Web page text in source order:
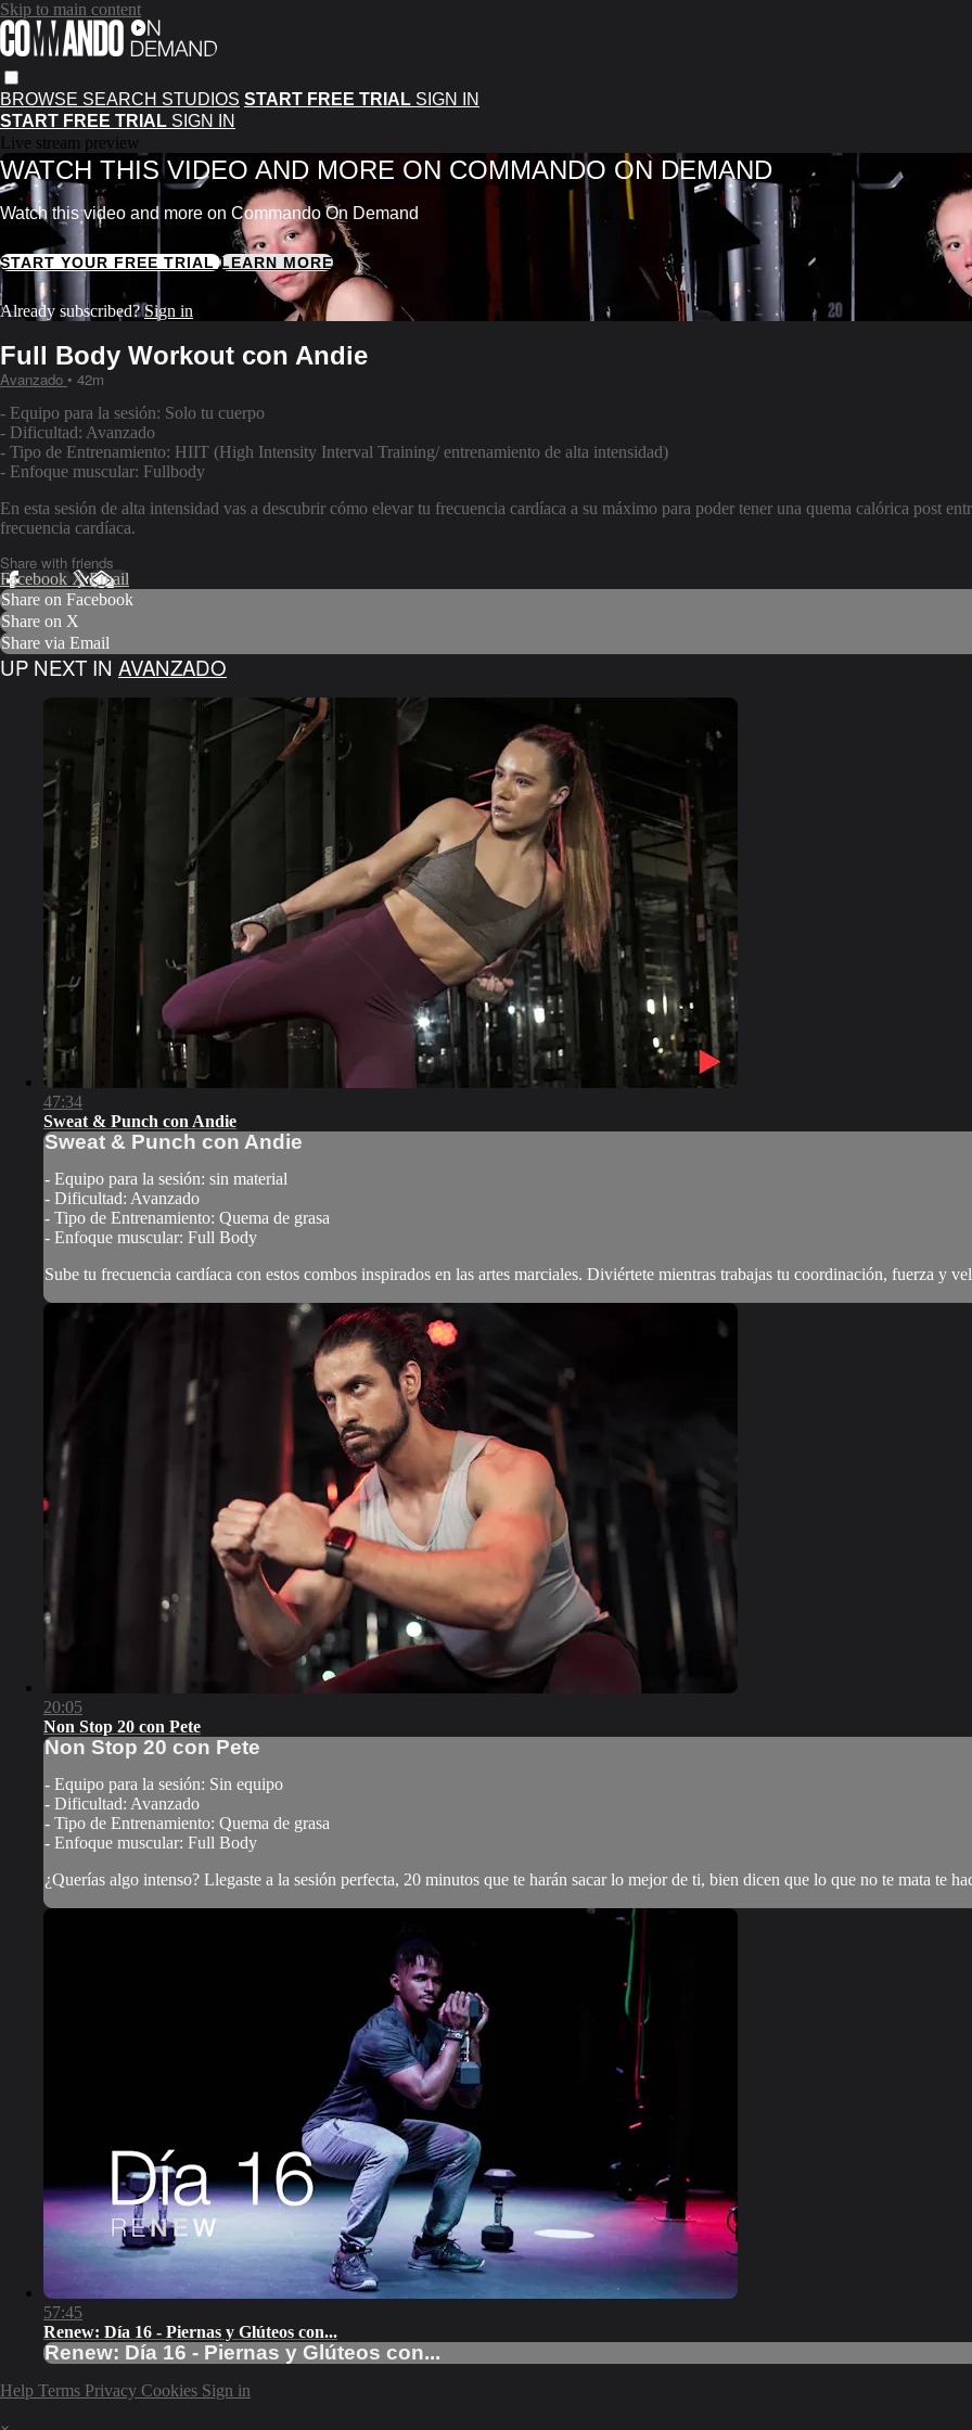
Skip to main content
BROWSE SEARCH STUDIOS START FREE TRIAL SIGN IN
START FREE TRIAL SIGN IN
Live stream preview
WATCH THIS VIDEO AND MORE ON COMMANDO ON DEMAND
Watch this video and more on Commando On Demand
START YOUR FREE TRIALLEARN MORE
Already subscribed?Sign in
Full Body Workout con Andie
Avanzado • 42m
- Equipo para la sesión: Solo tu cuerpo
- Dificultad: Avanzado
- Tipo de Entrenamiento: HIIT (High Intensity Interval Training/ entrenamiento de alta intensidad)
- Enfoque muscular: Fullbody
En esta sesión de alta intensidad vas a descubrir cómo elevar tu frecuencia cardíaca a su máximo para poder tener una quema calórica post
frecuencia cardíaca.
Share with friends
Facebook XEmail
Share on Facebook
Share on X
Share via Email
UP NEXT IN AVANZADO
47:34
Sweat & Punch con Andie
Sweat & Punch con Andie
- Equipo para la sesión: sin material
- Dificultad: Avanzado
- Tipo de Entrenamiento: Quema de grasa
- Enfoque muscular: Full Body
Sube tu frecuencia cardíaca con estos combos inspirados en las artes marciales. Diviértete mientras trabajas tu coordinación, fuerza y
20:05
Non Stop 20 con Pete
Non Stop 20 con Pete
- Equipo para la sesión: Sin equipo
- Dificultad: Avanzado
- Tipo de Entrenamiento: Quema de grasa
- Enfoque muscular: Full Body
¿Querías algo intenso? Llegaste a la sesión perfecta, 20 minutos que te harán sacar lo mejor de ti, bien dicen que lo que no te mata te
57:45
Renew: Día 16 - Piernas y Glúteos con...
Renew: Día 16 - Piernas y Glúteos con...
Help Terms Privacy Cookies Sign in